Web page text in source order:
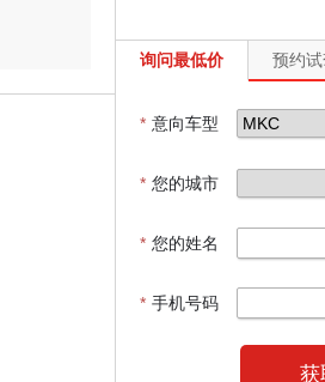
询问最低价 预约
* 意向车型
* 您的城市
* 您的姓名
* 手机号码
获